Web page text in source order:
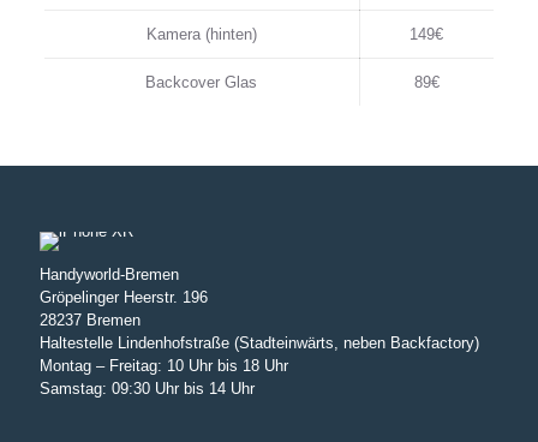
Kamera (hinten) 149€
Backcover Glas 89€
Handyworld-Bremen
Gröpelinger Heerstr. 196
28237 Bremen
Haltestelle Lindenhofstraße (Stadteinwärts, neben Backfactory)
Montag – Freitag: 10 Uhr bis 18 Uhr
Samstag: 09:30 Uhr bis 14 Uhr